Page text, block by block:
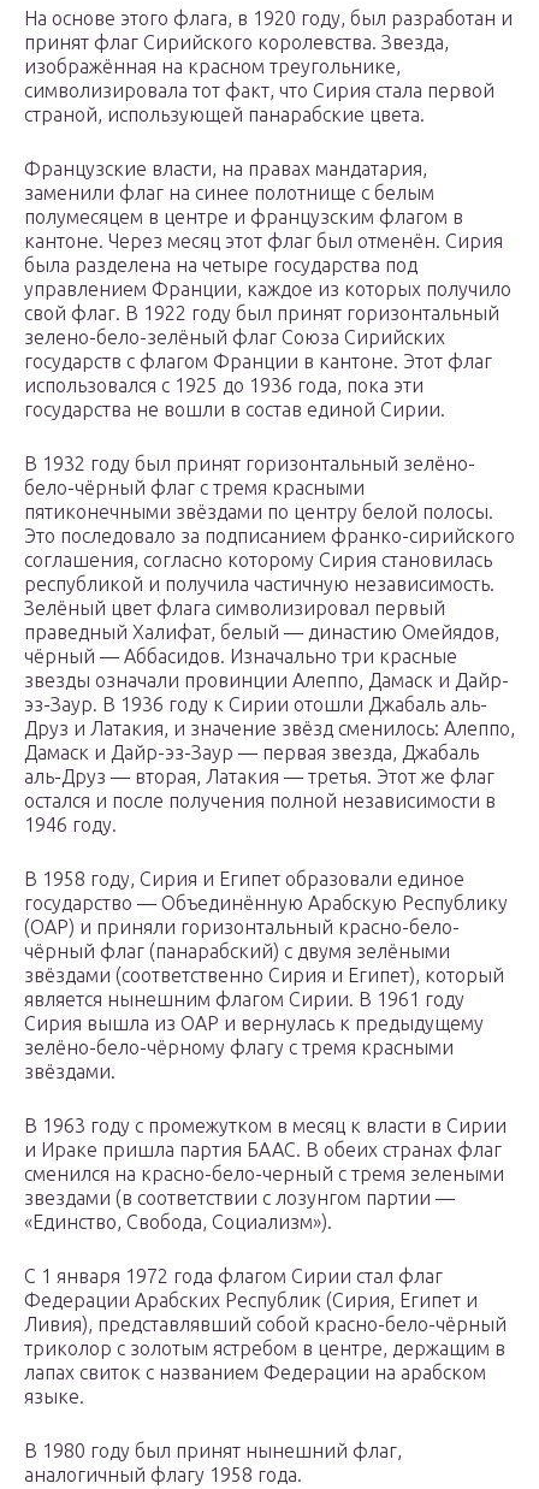
На основе этого флага, в 1920 году, был разработан и
принят флаг Сирийского королевства. Звезда,
изображённая на красном треугольнике,
символизировала тот факт, что Сирия стала первой
страной, использующей панарабские цвета.
Французские власти, на правах мандатария,
заменили флаг на синее полотнище с белым
полумесяцем в центре и французским флагом в
кантоне. Через месяц этот флаг был отменён. Сирия
была разделена на четыре государства под
управлением Франции, каждое из которых получило
свой флаг. В 1922 году был принят горизонтальный
зелено-бело-зелёный флаг Союза Сирийских
государств с флагом Франции в кантоне. Этот флаг
использовался с 1925 до 1936 года, пока эти
государства не вошли в состав единой Сирии.
В 1932 году был принят горизонтальный зелёно-
бело-чёрный флаг с тремя красными
пятиконечными звёздами по центру белой полосы.
Это последовало за подписанием франко-сирийского
соглашения, согласно которому Сирия становилась
республикой и получила частичную независимость.
Зелёный цвет флага символизировал первый
праведный Халифат, белый — династию Омейядов,
чёрный — Аббасидов. Изначально три красные
звезды означали провинции Алеппо, Дамаск и Дайр-
эз-Заур. В 1936 году к Сирии отошли Джабаль аль-
Друз и Латакия, и значение звёзд сменилось: Алеппо,
Дамаск и Дайр-эз-Заур — первая звезда, Джабаль
аль-Друз — вторая, Латакия — третья. Этот же флаг
остался и после получения полной независимости в
1946 году.
В 1958 году, Сирия и Египет образовали единое
государство — Объединённую Арабскую Республику
(ОАР) и приняли горизонтальный красно-бело-
чёрный флаг (панарабский) с двумя зелёными
звёздами (соответственно Сирия и Египет), который
является нынешним флагом Сирии. В 1961 году
Сирия вышла из ОАР и вернулась к предыдущему
зелёно-бело-чёрному флагу с тремя красными
звёздами.
В 1963 году с промежутком в месяц к власти в Сирии
и Ираке пришла партия БААС. В обеих странах флаг
сменился на красно-бело-черный с тремя зелеными
звездами (в соответствии с лозунгом партии —
«Единство, Свобода, Социализм»).
С 1 января 1972 года флагом Сирии стал флаг
Федерации Арабских Республик (Сирия, Египет и
Ливия), представлявший собой красно-бело-чёрный
триколор с золотым ястребом в центре, держащим в
лапах свиток с названием Федерации на арабском
языке.
В 1980 году был принят нынешний флаг,
аналогичный флагу 1958 года.